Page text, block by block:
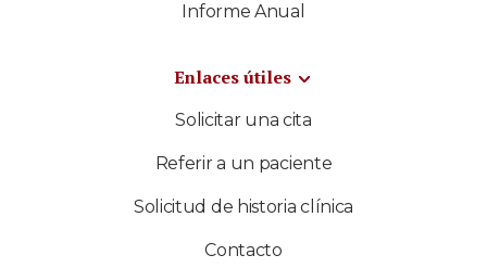
Informe Anual
Enlaces útiles
Solicitar una cita
Referir a un paciente
Solicitud de historia clínica
Contacto